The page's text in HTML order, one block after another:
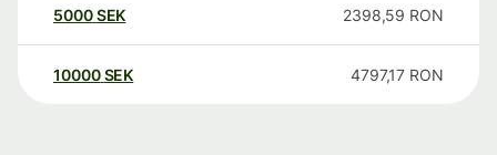
5000SEK 2398,59 RON
10000 SEK 4797,17 RON